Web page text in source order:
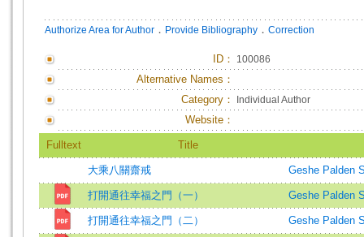
Authorize Area for Author ． Provide Bibliography ． Correction
ID ： 100086
Alternative Names：
Category：
Individual Author
Website：
Fulltext Title
大乘八關齋戒 Geshe Palden
打開通往幸福之門（一） Geshe Palden
打開通往幸福之門（二） Geshe Palden